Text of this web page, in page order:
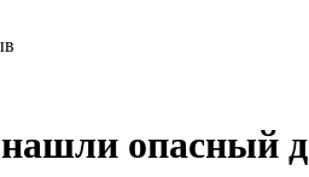
опасный